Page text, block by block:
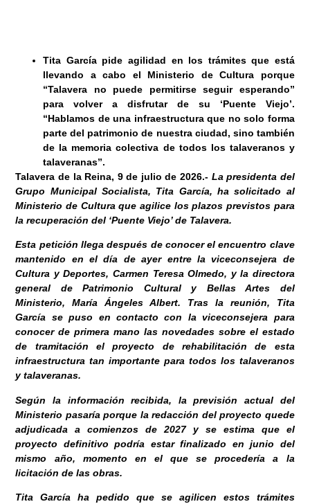
Tita García pide agilidad en los trámites que está
llevando a cabo el Ministerio de Cultura porque
“Talavera no puede permitirse seguir esperando”
para volver a disfrutar de su ‘Puente Viejo’.
“Hablamos de una infraestructura que no solo forma
parte del patrimonio de nuestra ciudad, sino también
de la memoria colectiva de todos los talaveranos y
talaveranas”.
Talavera de la Reina, 9 de julio de 2026.- La presidenta del
Grupo Municipal Socialista, Tita García, ha solicitado al
Ministerio de Cultura que agilice los plazos previstos para
la recuperación del ‘Puente Viejo’ de Talavera.
Esta petición llega después de conocer el encuentro clave
mantenido en el día de ayer entre la viceconsejera de
Cultura y Deportes, Carmen Teresa Olmedo, y la directora
general de Patrimonio Cultural y Bellas Artes del
Ministerio, María Ángeles Albert. Tras la reunión, Tita
García se puso en contacto con la viceconsejera para
conocer de primera mano las novedades sobre el estado
de tramitación el proyecto de rehabilitación de esta
infraestructura tan importante para todos los talaveranos
y talaveranas.
Según la información recibida, la previsión actual del
Ministerio pasaría porque la redacción del proyecto quede
adjudicada a comienzos de 2027 y se estima que el
proyecto definitivo podría estar finalizado en junio del
mismo año, momento en el que se procedería a la
licitación de las obras.
Tita García ha pedido que se agilicen estos trámites